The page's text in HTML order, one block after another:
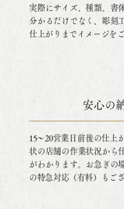
実際にサイズ、種類、書
分かるだけでなく、彫刻
仕上がりまでイメージを
安心の
15～20営業日前後の仕上
状の店舗の作業状況から
がわかります。お急ぎの
の特急対応（有料）もござ